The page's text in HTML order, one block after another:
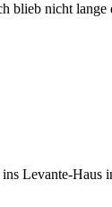
blieb nicht lange
Levante-